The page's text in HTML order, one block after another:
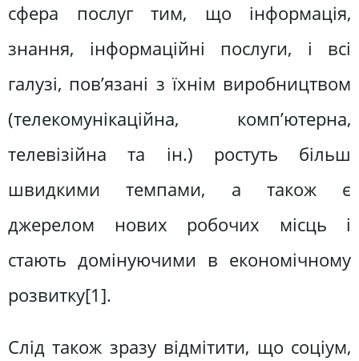
сфера послуг тим, що інформація,
знання, інформаційні послуги, і всі
галузі, пов’язані з їхнім виробництвом
(телекомунікаційна, комп’ютерна,
телевізійна та ін.) ростуть більш
швидкими темпами, а також є
джерелом нових робочих місць і
стають домінуючими в економічному
розвитку[1].
Слід також зразу відмітити, що соціум,